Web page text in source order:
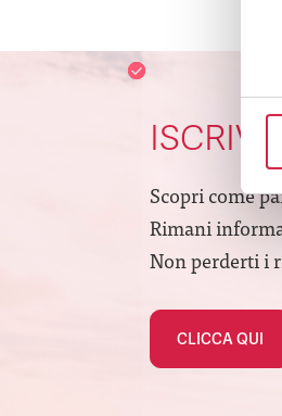
Scopri come
Rimani
Non perderti i
CLICCA QUI